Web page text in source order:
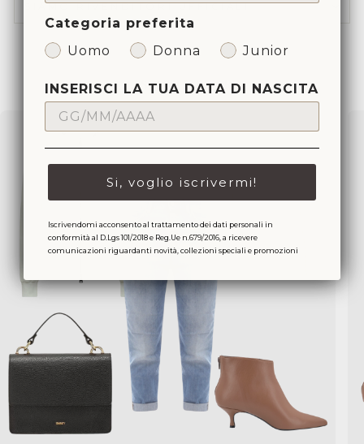
SIAMO RIVENDITORI UFFICIALI
LASCIATI ISPIRARE
Categoria preferita
Uomo
Donna Junior
INSERISCI LA TUA DATA DI NASCITA
Si, voglio iscrivermi!
Iscrivendomi acconsento al trattamento dei dati personali in
conformità al D.Lgs 101/2018 e Reg.Ue n.679/2016, a ricevere
comunicazioni riguardanti novità, collezioni speciali e promozioni